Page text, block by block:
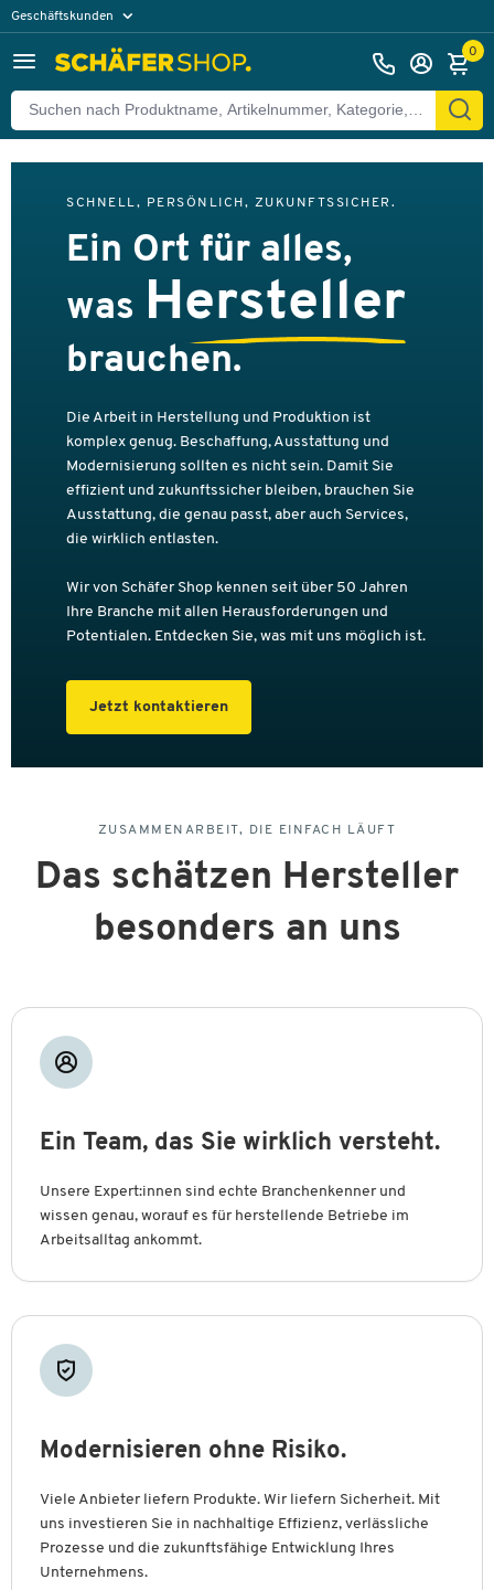
Geschäftskunden
0
SCHNELL, PERSÖNLICH, ZUKUNFTSSICHER.
Ein Ort für alles,
was Hersteller
brauchen.
Die Arbeit in Herstellung und Produktion ist
komplex genug. Beschaffung, Ausstattung und
Modernisierung sollten es nicht sein. Damit Sie
effizient und zukunftssicher bleiben, brauchen Sie
Ausstattung, die genau passt, aber auch Services,
die wirklich entlasten.
Wir von Schäfer Shop kennen seit über 50 Jahren
Ihre Branche mit allen Herausforderungen und
Potentialen. Entdecken Sie, was mit uns möglich ist.
Jetzt kontaktieren
ZUSAMMENARBEIT, DIE EINFACH LÄUFT
Das schätzen Hersteller
besonders an uns
Ein Team, das Sie wirklich versteht.
Unsere Expert:innen sind echte Branchenkenner und
wissen genau, worauf es für herstellende Betriebe im
Arbeitsalltag ankommt.
Modernisieren ohne Risiko.
Viele Anbieter liefern Produkte. Wir liefern Sicherheit. Mit
uns investieren Sie in nachhaltige Effizienz, verlässliche
Prozesse und die zukunftsfähige Entwicklung Ihres
Unternehmens.